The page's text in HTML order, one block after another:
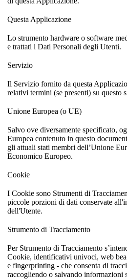
Questa Applicazione
Lo strumento hardware o software
e trattati i Dati Personali
Servizio
Il Servizio fornito da questa
relativi termini (se presenti) su questo
Unione
Salvo ove diversamente specificato,
Europea contenuto in questo
gli attuali stati membri dell’Unione
Economico Europeo.
Cookie
I Cookie sono Strumenti di
piccole porzioni di dati conservate
dell'Utente.
Strumento di Tracciamento
Per Strumento di Tracciamento
Cookie, identificativi univoci, web
e fingerprinting - che consenta di
raccogliendo o salvando informazioni